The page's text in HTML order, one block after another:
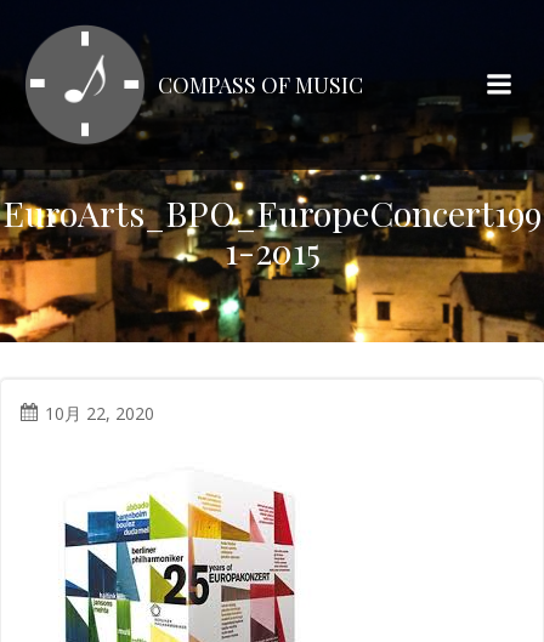
テ
ン
ツ
ス
キ
ッ
プ
COMPASS OF MUSIC
EuroArts_BPO_EuropeConcert199
1-2015
10月 22, 2020